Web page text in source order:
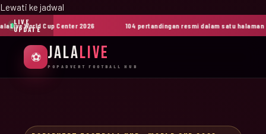
Lewati ke jadwal
LIVE
UPDATE
World Cup Center 2026 104 pertandingan resmi dalam satu halaman
⚽ JALALIVE
POPADVERT FOOTBALL HUB